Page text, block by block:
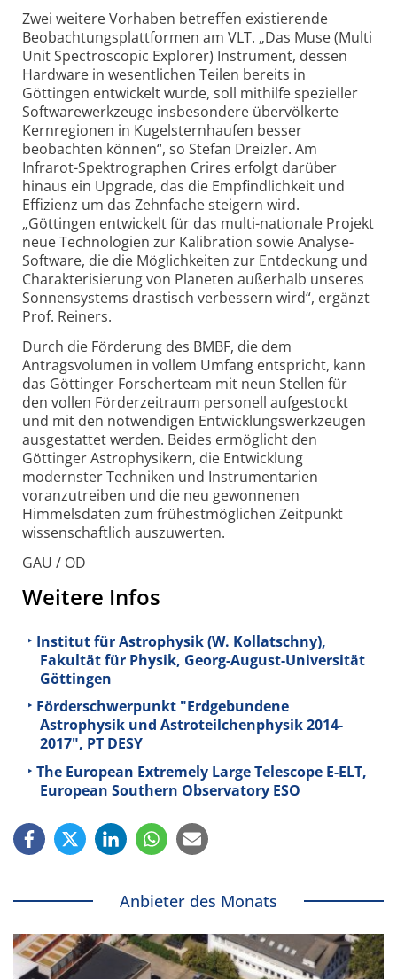
Zwei weitere Vorhaben betreffen existierende
Beobachtungsplattformen am VLT. „Das Muse (Multi
Unit Spectroscopic Explorer) Instrument, dessen
Hardware in wesentlichen Teilen bereits in
Göttingen entwickelt wurde, soll mithilfe spezieller
Softwarewerkzeuge insbesondere übervölkerte
Kernregionen in Kugelsternhaufen besser
beobachten können“, so Stefan Dreizler. Am
Infrarot-Spektrographen Crires erfolgt darüber
hinaus ein Upgrade, das die Empfindlichkeit und
Effizienz um das Zehnfache steigern wird.
„Göttingen entwickelt für das multi-nationale Projekt
neue Technologien zur Kalibration sowie Analyse-
Software, die die Möglichkeiten zur Entdeckung und
Charakterisierung von Planeten außerhalb unseres
Sonnensystems drastisch verbessern wird“, ergänzt
Prof. Reiners.
Durch die Förderung des BMBF, die dem
Antragsvolumen in vollem Umfang entspricht, kann
das Göttinger Forscherteam mit neun Stellen für
den vollen Förderzeitraum personell aufgestockt
und mit den notwendigen Entwicklungswerkzeugen
ausgestattet werden. Beides ermöglicht den
Göttinger Astrophysikern, die Entwicklung
modernster Techniken und Instrumentarien
voranzutreiben und die neu gewonnenen
Himmelsdaten zum frühestmöglichen Zeitpunkt
wissenschaftlich auszuwerten.
GAU / OD
Weitere Infos
Institut für Astrophysik (W. Kollatschny),
Fakultät für Physik, Georg-August-Universität
Göttingen
Förderschwerpunkt "Erdgebundene
Astrophysik und Astroteilchenphysik 2014-
2017", PT DESY
The European Extremely Large Telescope E-ELT,
European Southern Observatory ESO
Anbieter des Monats